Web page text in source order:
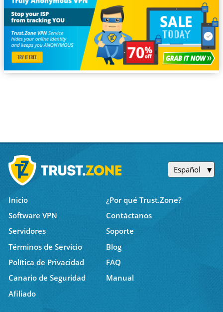
Español
Inicio
¿Por qué Trust.Zone?
Software VPN
Contáctanos
Servidores
Soporte
Términos de Servicio
Blog
Política de Privacidad
FAQ
Canario de Seguridad
Manual
Afiliado